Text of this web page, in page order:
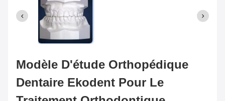
Modèle D'étude Orthopédique
Dentaire Ekodent Pour Le